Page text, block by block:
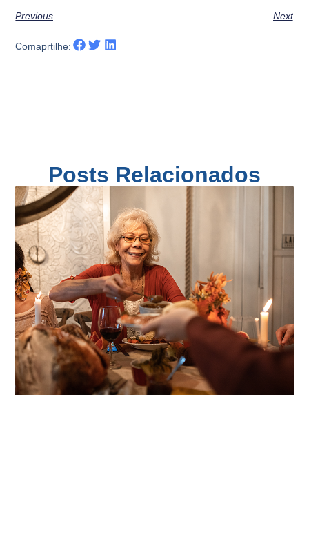
Previous Next
Comaprtilhe:
Posts Relacionados